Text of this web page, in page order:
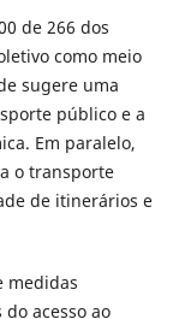
de 266 dos
como meio
sugere uma
público e a
Em paralelo,
o transporte
de itinerários e
medidas
acesso ao